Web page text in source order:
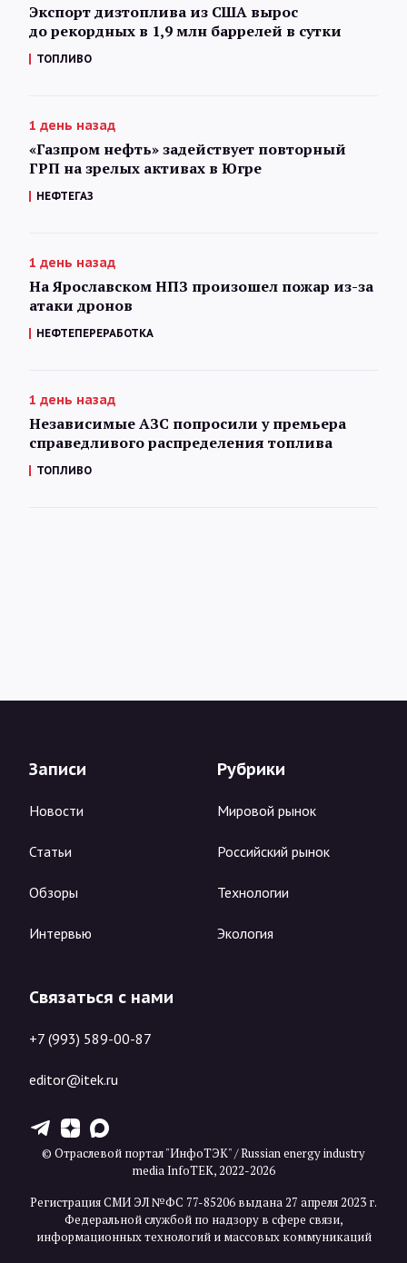
Экспорт дизтоплива из США вырос
до рекордных в 1,9 млн баррелей в сутки
ТОПЛИВО
1 день назад
«Газпром нефть» задействует повторный
ГРП на зрелых активах в Югре
НЕФТЕГАЗ
1 день назад
На Ярославском НПЗ произошел пожар из-за
атаки дронов
НЕФТЕПЕРЕРАБОТКА
1 день назад
Независимые АЗС попросили у премьера
справедливого распределения топлива
ТОПЛИВО
Записи
Новости
Статьи
Обзоры
Интервью
Рубрики
Мировой рынок
Российский рынок
Технологии
Экология
Связаться с нами
+7 (993) 589-00-87
editor@itek.ru
T Z X
© Отраслевой портал "ИнфоТЭК" / Russian energy industry
media InfoTEK, 2022-2026
Регистрация СМИ ЭЛ №ФС 77-85206 выдана 27 апреля 2023 г.
Федеральной службой по надзору в сфере связи,
информационных технологий и массовых коммуникаций